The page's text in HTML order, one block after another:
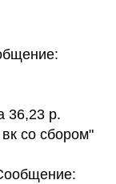
36,23 р.
со сбором"